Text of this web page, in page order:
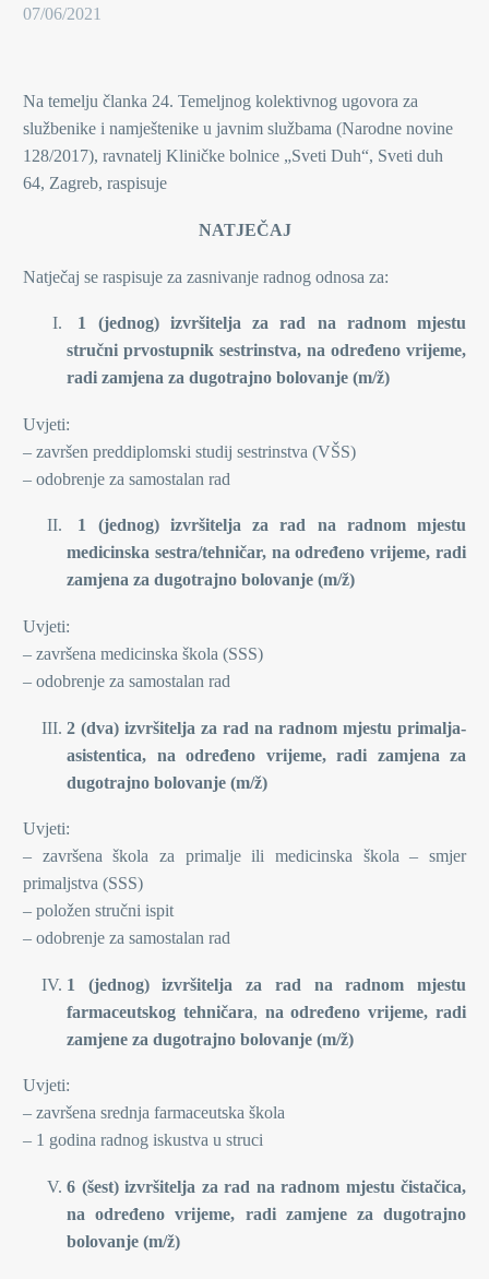
07/06/2021
Na temelju članka 24. Temeljnog kolektivnog ugovora za
službenike i namještenike u javnim službama (Narodne novine
128/2017), ravnatelj Kliničke bolnice „Sveti Duh“, Sveti duh
64, Zagreb, raspisuje
NATJEČAJ
Natječaj se raspisuje za zasnivanje radnog odnosa za:
1 (jednog)
izvršitelja za rad na radnom mjestu
stručni prvostupnik sestrinstva, na određeno vrijeme,
radi zamjena za dugotrajno bolovanje (m/ž)
Uvjeti:
– završen preddiplomski studij sestrinstva (VŠS)
– odobrenje za samostalan rad
1 (jednog) izvršitelja za rad na radnom mjestu
medicinska sestra/tehničar, na određeno vrijeme, radi
zamjena za dugotrajno bolovanje (m/ž)
Uvjeti:
– završena medicinska škola (SSS)
– odobrenje za samostalan rad
2 (dva) izvršitelja za rad na radnom mjestu primalja-
asistentica, na određeno vrijeme, radi zamjena za
dugotrajno bolovanje (m/ž)
Uvjeti:
– završena škola za primalje ili medicinska škola – smjer
primaljstva (SSS)
– položen stručni ispit
– odobrenje za samostalan rad
1 (jednog) izvršitelja za rad na radnom mjestu
farmaceutskog tehničara, na određeno vrijeme, radi
zamjene za dugotrajno bolovanje (m/ž)
Uvjeti:
– završena srednja farmaceutska škola
– 1 godina radnog iskustva u struci
6 (šest) izvršitelja za rad na radnom mjestu čistačica,
na određeno vrijeme, radi zamjene za dugotrajno
bolovanje (m/ž)